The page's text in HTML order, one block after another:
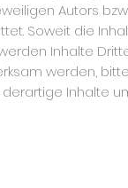
Autors
Soweit die
Inhalte
werden,
Inhalte